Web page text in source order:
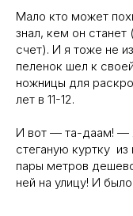
Мало кто может
знал, кем он
счет). И я тоже не
пеленок шел к
ножницы для
лет в 11-12.
И вот — та-даам! —
стеганую куртку
пары метров
ней на улицу! И